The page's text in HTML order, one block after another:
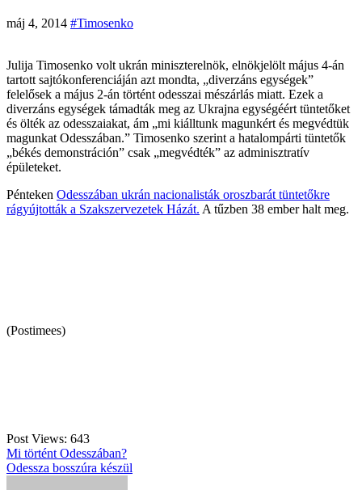
máj 4, 2014 #Timosenko
Julija Timosenko volt ukrán miniszterelnök, elnökjelölt május 4-án
tartott sajtókonferenciáján azt mondta, „diverzáns egységek”
felelősek a május 2-án történt odesszai mészárlás miatt. Ezek a
diverzáns egységek támadták meg az Ukrajna egységéért tüntetőket
és ölték az odesszaiakat, ám „mi kiálltunk magunkért és megvédtük
magunkat Odesszában.” Timosenko szerint a hatalompárti tüntetők
„békés demonstráción” csak „megvédték” az adminisztratív
épületeket.
Pénteken Odesszában ukrán nacionalisták oroszbarát tüntetőkre
rágyújtották a Szakszervezetek Házát. A tűzben 38 ember halt meg.
(Postimees)
Post Views: 643
Bejegyzés
navigáció
Mi történt Odesszában?
Odessza bosszúra készül